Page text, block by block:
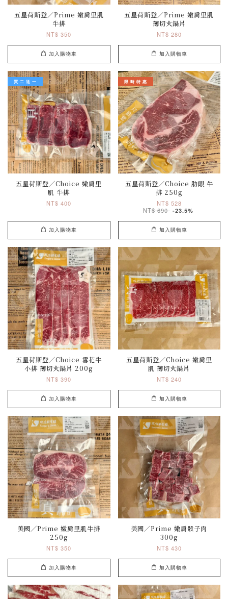
五星荷斯登／Prime 嫩肩里肌
牛排
NT$ 350
加入購物車
五星荷斯登／Prime 嫩肩里肌
薄切火鍋片
NT$ 280
加入購物車
買 二 送 一
五星荷斯登／Choice 嫩肩里
肌 牛排
NT$ 400
加入購物車
限 時 特 惠
五星荷斯登／Choice 肋眼 牛
排 250g
NT$ 528
NT$ 690 -23.5%
加入購物車
五星荷斯登／Choice 雪花牛
小排 薄切火鍋片 200g
NT$ 390
加入購物車
五星荷斯登／Choice 嫩肩里
肌 薄切火鍋片
NT$ 240
加入購物車
美國／Prime 嫩肩里肌牛排
250g
NT$ 350
加入購物車
美國／Prime 嫩肩骰子肉
300g
NT$ 430
加入購物車